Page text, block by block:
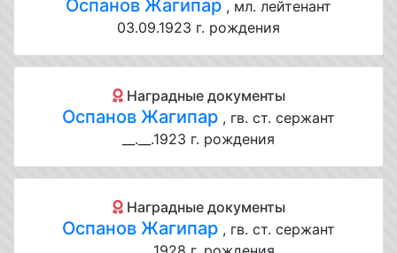
Оспанов Жагипар , мл. лейтенант
03.09.1923 г. рождения
Наградные документы
Оспанов Жагипар , гв. ст. сержант
__.__.1923 г. рождения
Наградные документы
Оспанов Жагипар , гв. ст. сержант